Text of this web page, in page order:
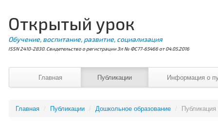
Открытый урок
Обучение, воспитание, развитие, социализация
ISSN 2410-2830. Свидетельство о регистрации Эл № ФС77-65466 от 04.05.2016
Главная Публикации Информация о
Главная / Публикации / Дошкольное образование /